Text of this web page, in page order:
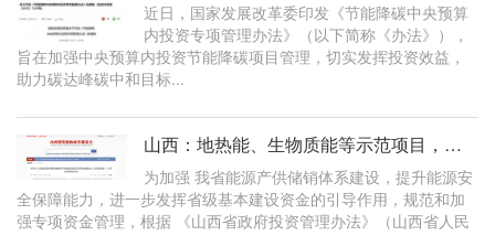
近日，国家发展改革委印发《节能降碳中央预算
内投资专项管理办法》（以下简称《办法》），
旨在加强中央预算内投资节能降碳项目管理，切实发挥投资效益，
助力碳达峰碳中和目标...
山西：地热能、生物质能等示范项目，最高补1000万元
为加强 我省能源产供储销体系建设，提升能源安
全保障能力，进一步发挥省级基本建设资金的引导作用，规范和加
强专项资金管理，根据 《山西省政府投资管理办法》（山西省人民